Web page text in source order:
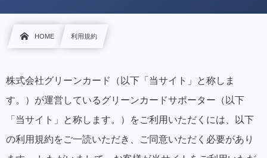
HOME 利用規約
株式会社グリーンカード（以下「当サイト」と称しま
す。）が運営しているグリーンカードサポーター（以下
「当サイト」と称します。）をご利用いただくには、以下
の利用規約をご一読いただき、ご同意いただく必要があり